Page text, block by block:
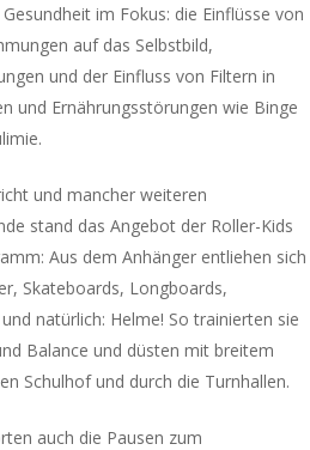
im Fokus: die Einflüsse von
auf das Selbstbild,
und der Einfluss von Filtern in
und Ernährungsstörungen wie Binge
und mancher weiteren
stand das Angebot der Roller-Kids
Aus dem Anhänger entliehen sich
Skateboards, Longboards,
natürlich: Helme! So trainierten sie
Balance und düsten mit breitem
Schulhof und durch die Turnhallen.
auch die Pausen zum